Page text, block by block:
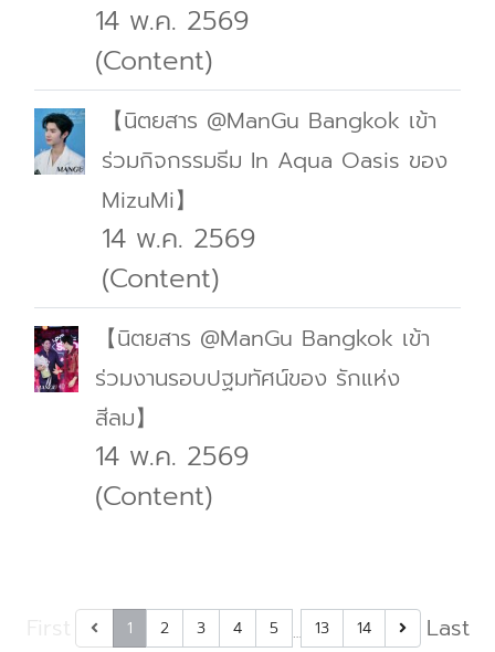
14 พ.ค. 2569
(Content)
【นิตยสาร @ManGu Bangkok เข้า
ร่วมกิจกรรมธีม In Aqua Oasis ของ
MizuMi】
14 พ.ค. 2569
(Content)
【นิตยสาร @ManGu Bangkok เข้า
ร่วมงานรอบปฐมทัศน์ของ รักแห่ง
สีลม】
14 พ.ค. 2569
(Content)
1 2 3 4 5 … 13 14 Last